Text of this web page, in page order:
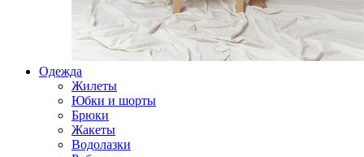
Одежда
Жилеты
Юбки и шорты
Брюки
Жакеты
Водолазки